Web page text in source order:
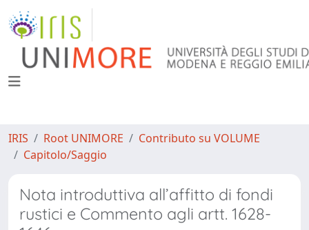
IRIS Root UNIMORE
Contributo su VOLUME
Capitolo/Saggio
Nota introduttiva all’affitto di fondi
rustici e Commento agli artt. 1628-